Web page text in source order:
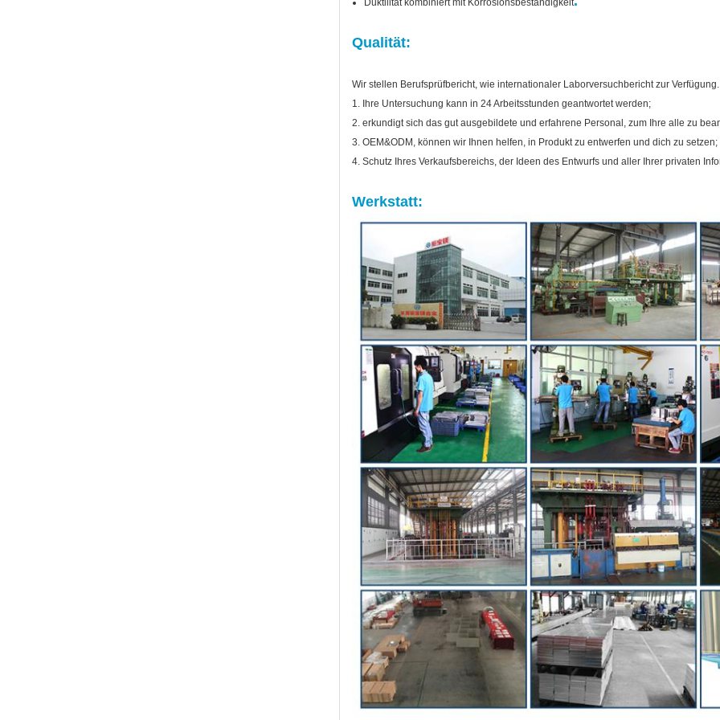
Duktilität kombiniert mit Korrosionsbeständigkeit
Qualität:
Wir stellen Berufsprüfbericht, wie internationaler Laborversuchbericht zur Verfügung.
1. Ihre Untersuchung kann in 24 Arbeitsstunden geantwortet werden;
2. erkundigt sich das gut ausgebildete und erfahrene Personal, zum Ihre alle zu
3. OEM&ODM, können wir Ihnen helfen, in Produkt zu entwerfen und dich zu setzen;
4. Schutz Ihres Verkaufsbereichs, der Ideen des Entwurfs und aller Ihrer privaten
Werkstatt: